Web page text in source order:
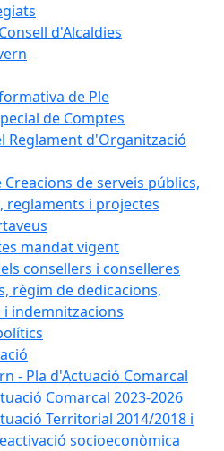
d'Alcaldies
de Ple
de Comptes
Reglament d'Organització
Creacions de serveis públics,
reglaments i projectes
mandat vigent
consellers i conselleres
règim de dedicacions,
i indemnitzacions
- Pla d'Actuació Comarcal
Comarcal 2023-2026
Territorial 2014/2018 i
socioeconòmica